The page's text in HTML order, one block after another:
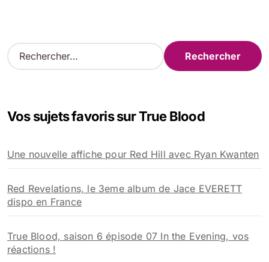
R
e
r
e
r
:
Vos sujets favoris sur True Blood
Une nouvelle affiche pour Red Hill avec Ryan Kwanten
Red Revelations, le 3eme album de Jace EVERETT
dispo en France
True Blood, saison 6 épisode 07 In the Evening, vos
réactions !